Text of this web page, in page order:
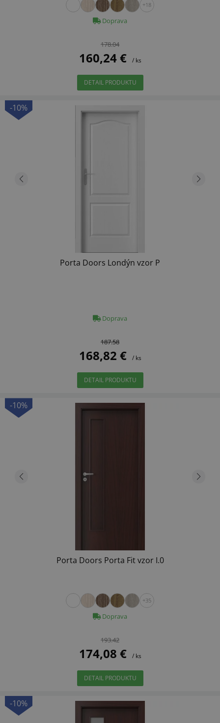
+18
Doprava
178.04
160,24 € / ks
DETAIL PRODUKTU
-10%
Porta Doors Londýn vzor P
Doprava
187.58
168,82 € / ks
DETAIL PRODUKTU
-10%
Porta Doors Porta Fit vzor I.0
+35
Doprava
193.42
174,08 € / ks
DETAIL PRODUKTU
-10%